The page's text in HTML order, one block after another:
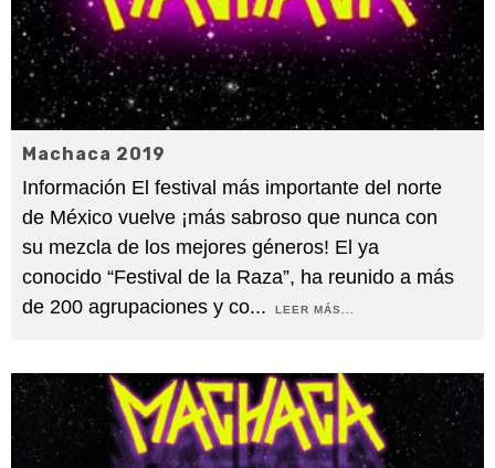
Machaca 2019
Información El festival más importante del norte
de México vuelve ¡más sabroso que nunca con
su mezcla de los mejores géneros! El ya
conocido “Festival de la Raza”, ha reunido a más
de 200 agrupaciones y co... LEER MÁS...